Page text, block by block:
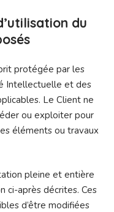
du
protégée par les
Intellectuelle et des
Le Client ne
ou exploiter pour
éléments ou travaux
pleine et entière
ci-après décrites. Ces
d’être modifiées